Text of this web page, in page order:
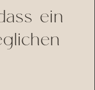
ein